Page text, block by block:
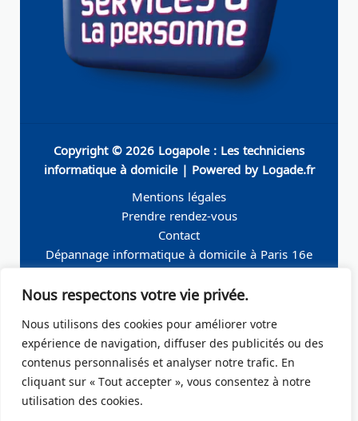
Nous respectons votre vie privée.
Nous utilisons des cookies pour améliorer votre
expérience de navigation, diffuser des publicités ou des
contenus personnalisés et analyser notre trafic. En
cliquant sur « Tout accepter », vous consentez à notre
utilisation des cookies.
Copyright © 2026 Logapole : Les techniciens
informatique à domicile | Powered by Logade.fr
Mentions légales
Prendre rendez-vous
Contact
Dépannage informatique à domicile à Paris 16e
Seine
Perret
Dépannage informatique à domicile à Paris 19e
Dépannage informatique à domicile à Paris 17e
Dépannage informatique à domicile – Boulogne-
Billancourt 92